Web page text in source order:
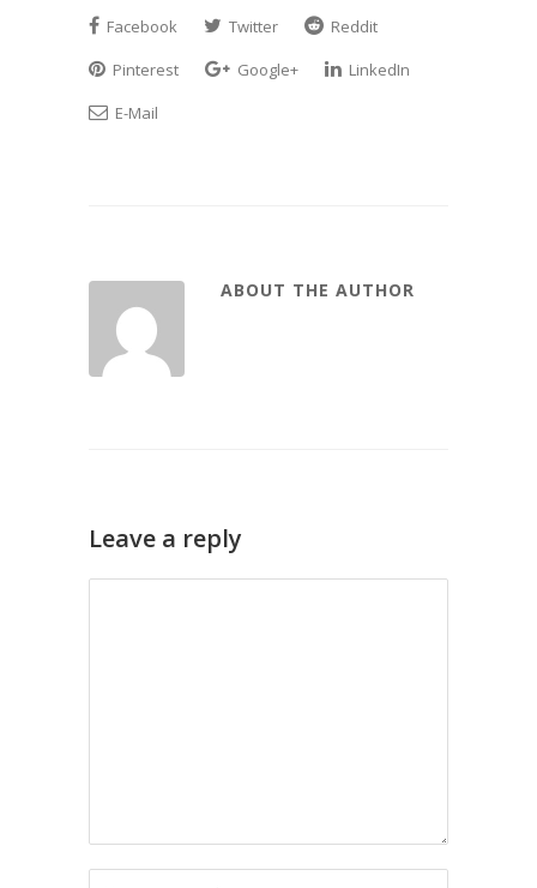
Facebook Twitter
Reddit
Pinterest
Google+
LinkedIn
E-Mail
ABOUT THE AUTHOR
Leave a reply